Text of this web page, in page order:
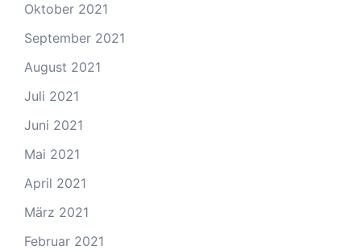
Oktober 2021
September 2021
August 2021
Juli 2021
Juni 2021
Mai 2021
April 2021
März 2021
Februar 2021